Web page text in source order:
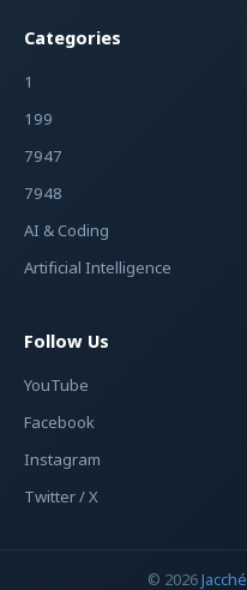
Categories
1
199
7947
7948
AI & Coding
Artificial Intelligence
Follow Us
YouTube
Facebook
Instagram
Twitter / X
© 2026Jacché